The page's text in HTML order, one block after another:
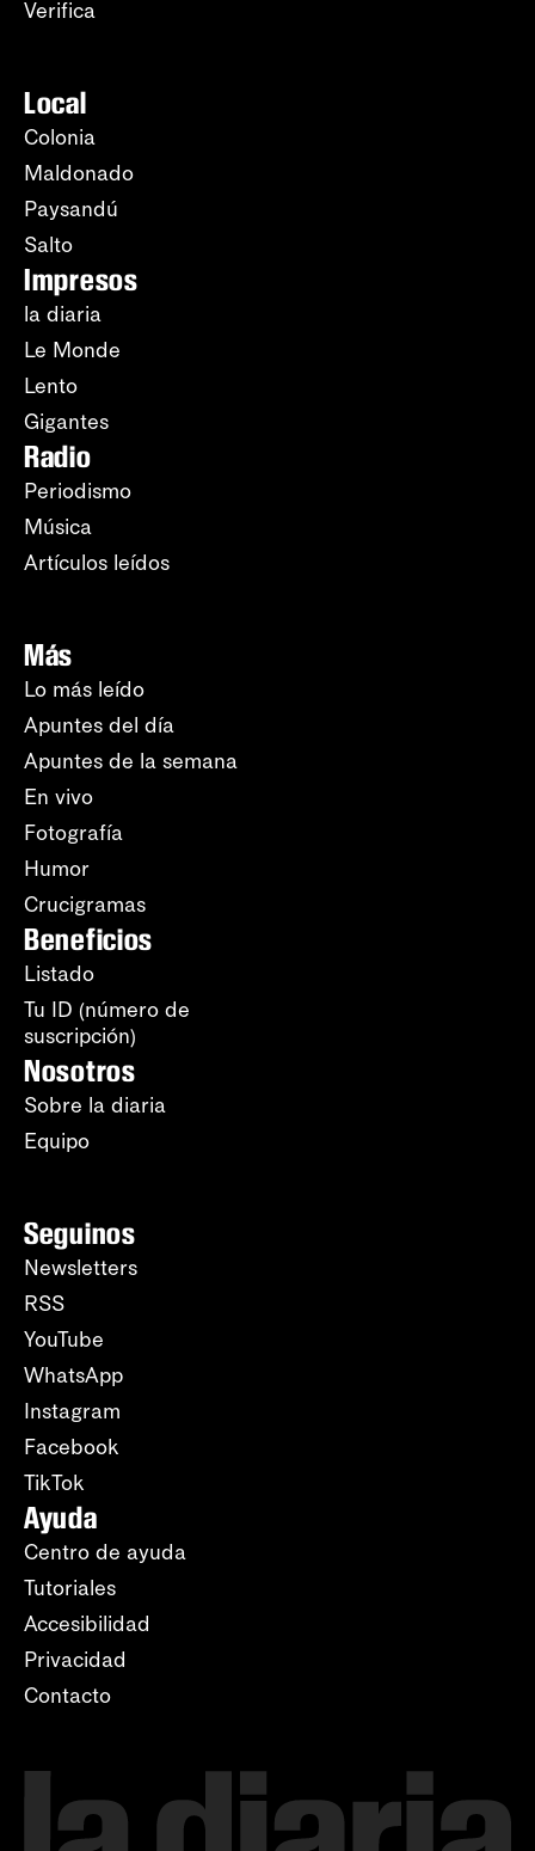
Verifica
Local
Colonia
Maldonado
Paysandú
Salto
Impresos
la diaria
Le Monde
Lento
Gigantes
Radio
Periodismo
Música
Artículos leídos
Más
Lo más leído
Apuntes del día
Apuntes de la semana
En vivo
Fotografía
Humor
Crucigramas
Beneficios
Listado
Tu ID (número de
suscripción)
Nosotros
Sobre la diaria
Equipo
Seguinos
Newsletters
RSS
YouTube
WhatsApp
Instagram
Facebook
TikTok
Ayuda
Centro de ayuda
Tutoriales
Accesibilidad
Privacidad
Contacto